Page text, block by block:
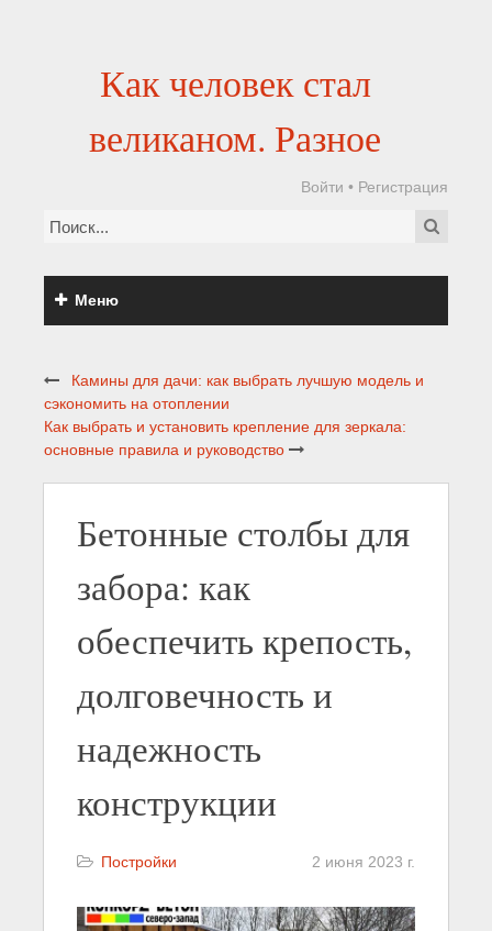
Как человек стал
великаном. Разное
Войти • Регистрация
Меню
Камины для дачи: как выбрать лучшую модель и
сэкономить на отоплении
Как выбрать и установить крепление для зеркала:
основные правила и руководство
Бетонные столбы для
забора: как
обеспечить крепость,
долговечность и
надежность
конструкции
Постройки 2 июня 2023 г.